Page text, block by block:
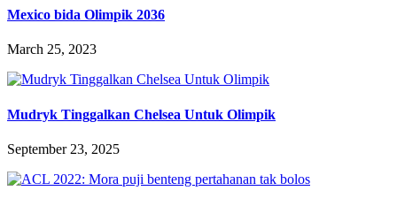
Mexico bida Olimpik 2036
March 25, 2023
Mudryk Tinggalkan Chelsea Untuk Olimpik
September 23, 2025